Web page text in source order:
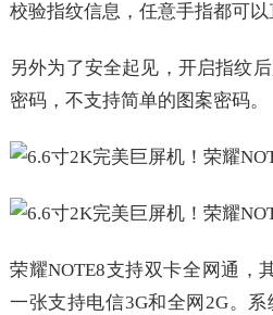
校验指纹信息，任意手指都可以
另外为了安全起见，开启指纹
密码，不支持简单的图案密码。
荣耀NOTE8支持双卡全网通，
一张支持电信3G和全网2G。